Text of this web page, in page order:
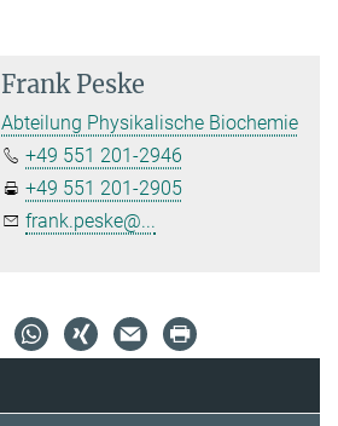
Frank Peske
Abteilung Physikalische Biochemie
+49 551 201-2946
+49 551 201-2905
frank.peske@...